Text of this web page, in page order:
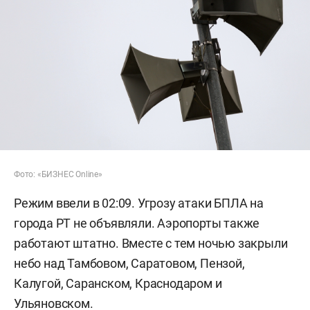
Фото: «БИЗНЕС Online»
Режим ввели в 02:09. Угрозу атаки БПЛА на
города РТ не объявляли. Аэропорты также
работают штатно. Вместе с тем ночью закрыли
небо над Тамбовом, Саратовом, Пензой,
Калугой, Саранском, Краснодаром и
Ульяновском.